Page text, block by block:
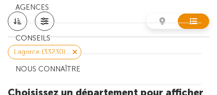
AGENCES
CONSEILS
NOUS CONNAÎTRE
Lagorce (33230)
Choisissez un département pour afficher